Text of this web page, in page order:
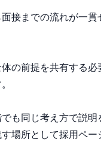
接までの流れが一
の前提を共有する必
も同じ考え方で説明
場所として採用ペ